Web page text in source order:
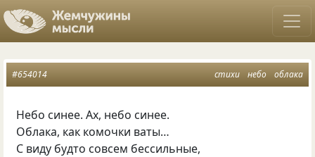
стихи небо облака
#654014
Небо синее. Ах, небо синее.
Облака, как комочки ваты…
С виду будто совсем бессильные,